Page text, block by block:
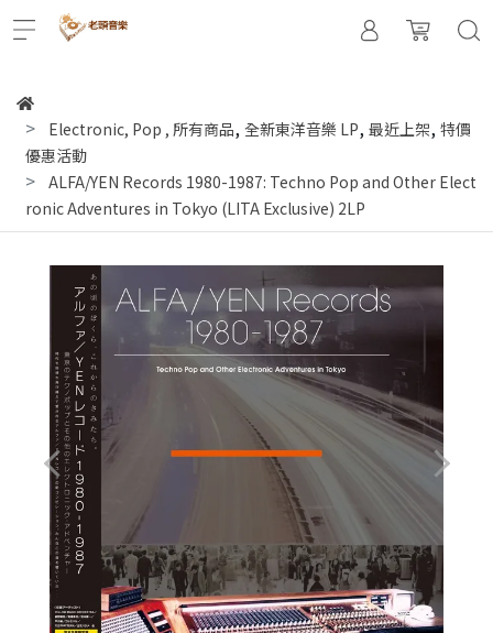
Electronic, Pop , 所有商品, 全新東洋音樂 LP, 最近上架, 特價
優惠活動
ALFA/YEN Records 1980-1987: Techno Pop and Other Elect
ronic Adventures in Tokyo (LITA Exclusive) 2LP